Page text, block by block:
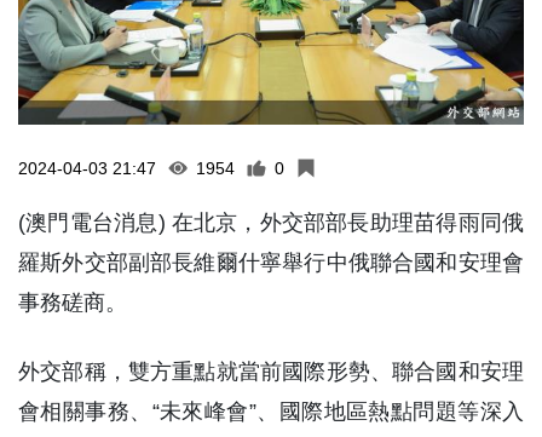
2024-04-03 21:47 1954 0
(澳門電台消息) 在北京，外交部部長助理苗得雨同俄
羅斯外交部副部長維爾什寧舉行中俄聯合國和安理會
事務磋商。
外交部稱，雙方重點就當前國際形勢、聯合國和安理
會相關事務、“未來峰會”、國際地區熱點問題等深入